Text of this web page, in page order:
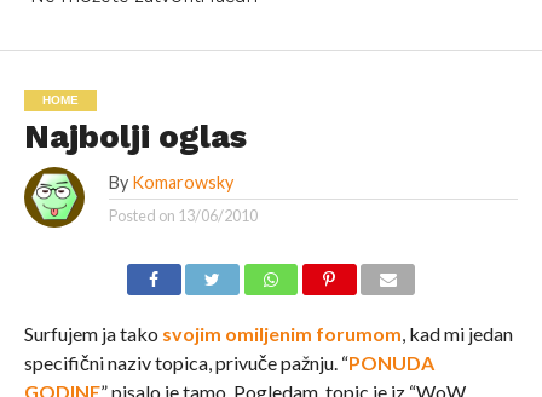
HOME
Najbolji oglas
By Komarowsky
Posted on 13/06/2010
Surfujem ja tako svojim omiljenim forumom, kad mi jedan
specifični naziv topica, privuče pažnju. “PONUDA
GODINE” pisalo je tamo. Pogledam, topic je iz “WoW